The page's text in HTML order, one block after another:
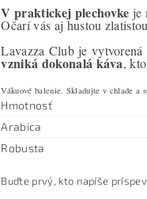
V praktickej plechovke je
Očarí vás aj hustou
Lavazza Club je
vzniká dokonalá káva,
Vákuové balenie. Skladujte v chlade a
Hmotnosť
Arabica
Robusta
Buďte prvý, kto napíše